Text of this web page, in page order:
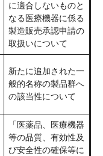
に適合しないものと
なる医療機器に係る
製造販売承認申請の
取扱いについて
新たに追加された一
般的名称の製品群へ
の該当性について
「医薬品、医療機器
等の品質、有効性及
び安全性の確保等に